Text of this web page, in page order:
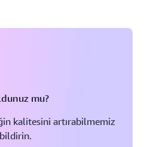
mu?
kalitesini artırabilmemiz